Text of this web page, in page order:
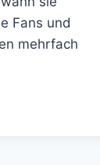
Fans und
mehrfach